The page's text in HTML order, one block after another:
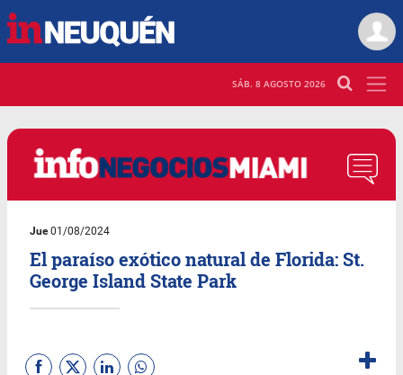
SÁB. 8 AGOSTO 2026
Jue01/08/2024
El paraíso exótico natural de Florida: St.
George Island State Park